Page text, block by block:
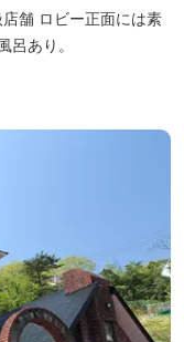
は素
あり。